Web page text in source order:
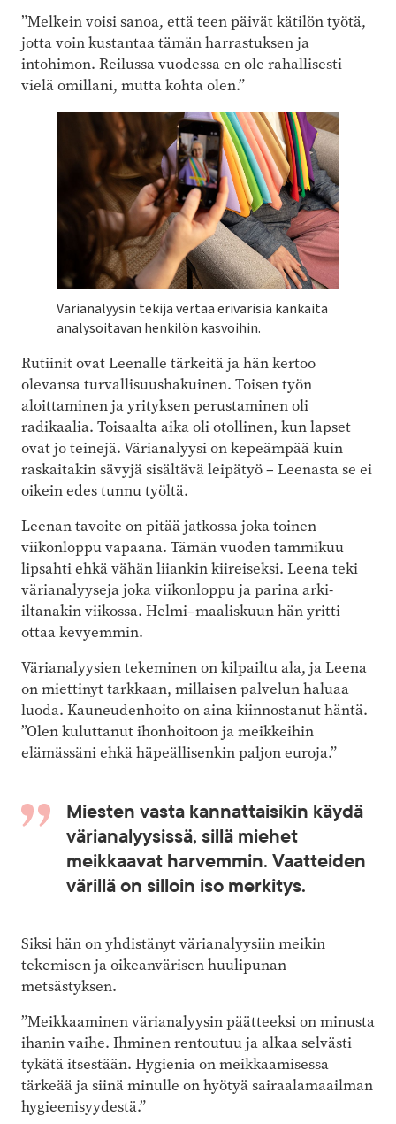
”Melkein voisi sanoa, että teen päivät kätilön työtä,
jotta voin kustantaa tämän harrastuksen ja
intohimon. Reilussa vuodessa en ole rahallisesti
vielä omillani, mutta kohta olen.”
Värianalyysin tekijä vertaa erivärisiä kankaita
analysoitavan henkilön kasvoihin.
Rutiinit ovat Leenalle tärkeitä ja hän kertoo
olevansa turvallisuushakuinen. Toisen työn
aloittaminen ja yrityksen perustaminen oli
radikaalia. Toisaalta aika oli otollinen, kun lapset
ovat jo teinejä. Värianalyysi on kepeämpää kuin
raskaitakin sävyjä sisältävä leipätyö – Leenasta se ei
oikein edes tunnu työltä.
Leenan tavoite on pitää jatkossa joka toinen
viikonloppu vapaana. Tämän vuoden tammikuu
lipsahti ehkä vähän liiankin kiireiseksi. Leena teki
värianalyyseja joka viikonloppu ja parina arki-
iltanakin viikossa. Helmi–maaliskuun hän yritti
ottaa kevyemmin.
Värianalyysien tekeminen on kilpailtu ala, ja Leena
on miettinyt tarkkaan, millaisen palvelun haluaa
luoda. Kauneudenhoito on aina kiinnostanut häntä.
”Olen kuluttanut ihonhoitoon ja meikkeihin
elämässäni ehkä häpeällisenkin paljon euroja.”
Miesten vasta kannattaisikin käydä
värianalyysissä, sillä miehet
meikkaavat harvemmin. Vaatteiden
värillä on silloin iso merkitys.
Siksi hän on yhdistänyt värianalyysiin meikin
tekemisen ja oikeanvärisen huulipunan
metsästyksen.
”Meikkaaminen värianalyysin päätteeksi on minusta
ihanin vaihe. Ihminen rentoutuu ja alkaa selvästi
tykätä itsestään. Hygienia on meikkaamisessa
tärkeää ja siinä minulle on hyötyä sairaalamaailman
hygieenisyydestä.”